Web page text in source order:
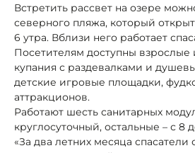
Встретить рассвет на озере
северного пляжа, который
6 утра. Вблизи него работает
Посетителям доступны взрослые
купания с раздевалками и
детские игровые площадки,
аттракционов.
Работают шесть санитарных
круглосуточный, остальные – с 8
«За два летних месяца